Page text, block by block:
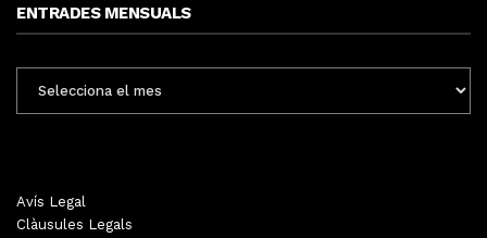
ENTRADES MENSUALS
MENSUALS
Avís Legal
Clàusules Legals